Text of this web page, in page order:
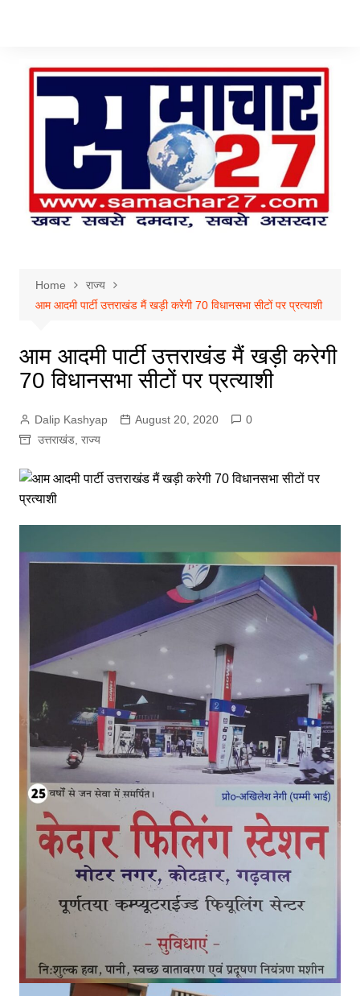
Home
राज्य
आम आदमी पार्टी उत्तराखंड मैं खड़ी करेगी 70 विधानसभा सीटों पर प्रत्याशी
आम आदमी पार्टी उत्तराखंड मैं खड़ी करेगी
70 विधानसभा सीटों पर प्रत्याशी
Dalip Kashyap August 20, 2020
0
उत्तराखंड, राज्य